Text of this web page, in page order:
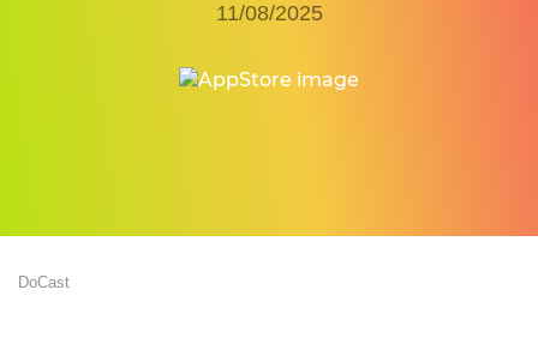
11/08/2025
DoCast